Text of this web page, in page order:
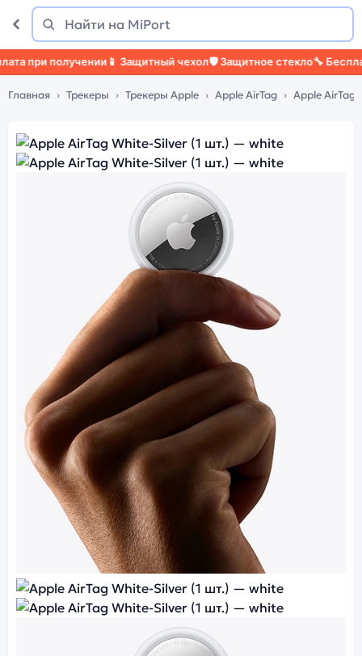
Поиск
Найти
получении📱 Защитный чехол🛡️ Защитное стекло🔧 Бесплатная
Главная Трекеры Трекеры Apple Apple AirTag Apple AirTag